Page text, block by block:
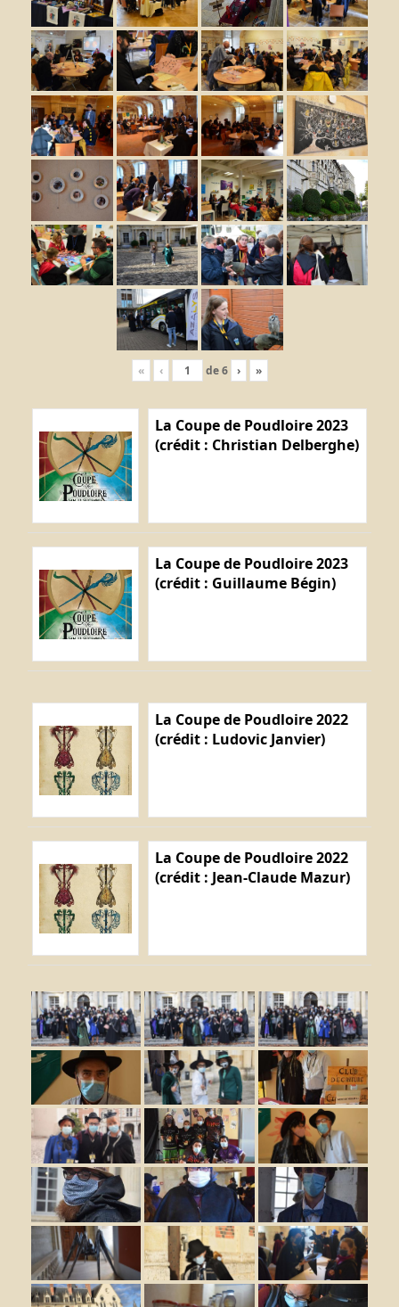
« ‹ de6 › »
La Coupe de Poudloire 2023
(crédit : Christian Delberghe)
La Coupe de Poudloire 2023
(crédit : Guillaume Bégin)
La Coupe de Poudloire 2022
(crédit : Ludovic Janvier)
La Coupe de Poudloire 2022
(crédit : Jean-Claude Mazur)